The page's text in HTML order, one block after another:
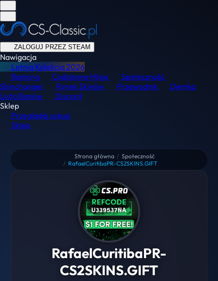
ZALOGUJ PRZEZ STEAM
Nawigacja
Letnia Kolekcja2026
Ranking
Codzienne Misje
Społeczność
Skinchanger
Rynek Skinów Przewodnik
Demka
Lista Banów
Discord
Sklep
Przeglądaj usługi
Sklep
Strona główna / Społeczność
/ RafaelCuritibaPR-CS2SKINS.GIFT
RafaelCuritibaPR-
CS2SKINS.GIFT